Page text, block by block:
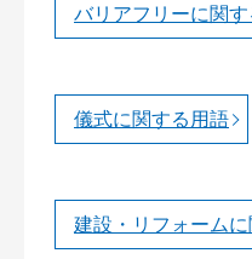
バリアフリーに関
儀式に関する用語
建設・リフォーム